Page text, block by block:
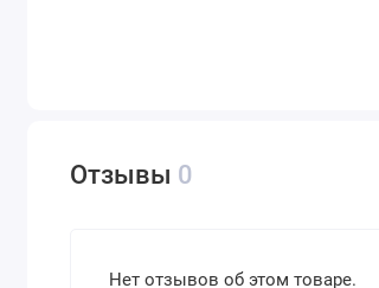
Отзывы 0
Нет отзывов об этом товаре.